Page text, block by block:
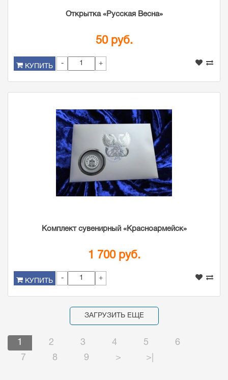
Открытка «Русская Весна»
50 руб.
КУПИТЬ - +
Комплект сувенирный «Красноармейск»
1 700 руб.
КУПИТЬ - +
ЗАГРУЗИТЬ ЕЩЕ
1 2 3 4 5
6
7
8 9 > >|